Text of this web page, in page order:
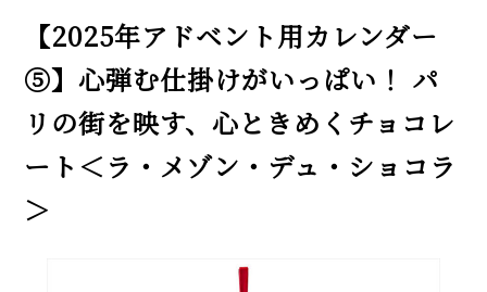
【2025年アドベント用カレンダー
⑤】心弾む仕掛けがいっぱい！ パ
リの街を映す、心ときめくチョコレ
ート＜ラ・メゾン・デュ・ショコラ
＞